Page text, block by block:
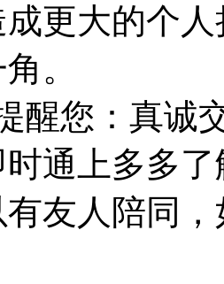
成更大的个
。
醒您：真诚
时通上多多
友人陪同